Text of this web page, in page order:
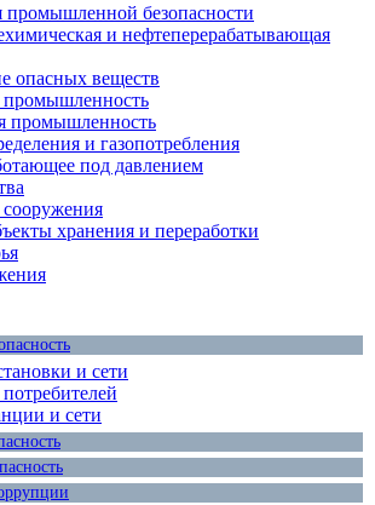
безопасности
и нефтеперерабатывающая
опасных веществ
промышленность
промышленность
и газопотребления
под давлением
сооружения
хранения и переработки
и сети
и сети